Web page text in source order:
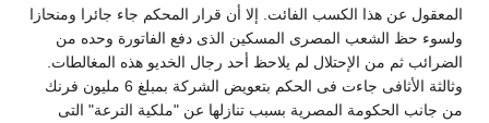
عن هذا الكسب الفائت. إلا أن قرار المحكم جاء جائرا ومنحازا
حظ الشعب المصرى المسكين الذى دفع الفاتورة وحده من
ثم من الإحتلال لم يلاحظ أحد رجال الخديو هذه المغالطات.
وثالثة الأثافى جاءت فى الحكم بتعويض الشركة بمبلغ 6 مليون فرنك
جانب الحكومة المصرية بسبب تنازلها عن "ملكية الترعة" التى